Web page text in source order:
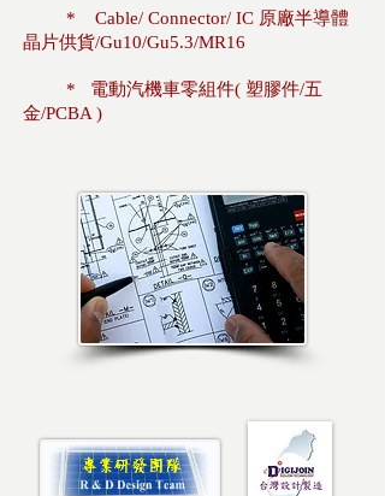
* Cable/ Connector/ IC 原廠半導體
晶片供貨/Gu10/Gu5.3/MR16
* 電動汽機車零組件( 塑膠件/五
金/PCBA )